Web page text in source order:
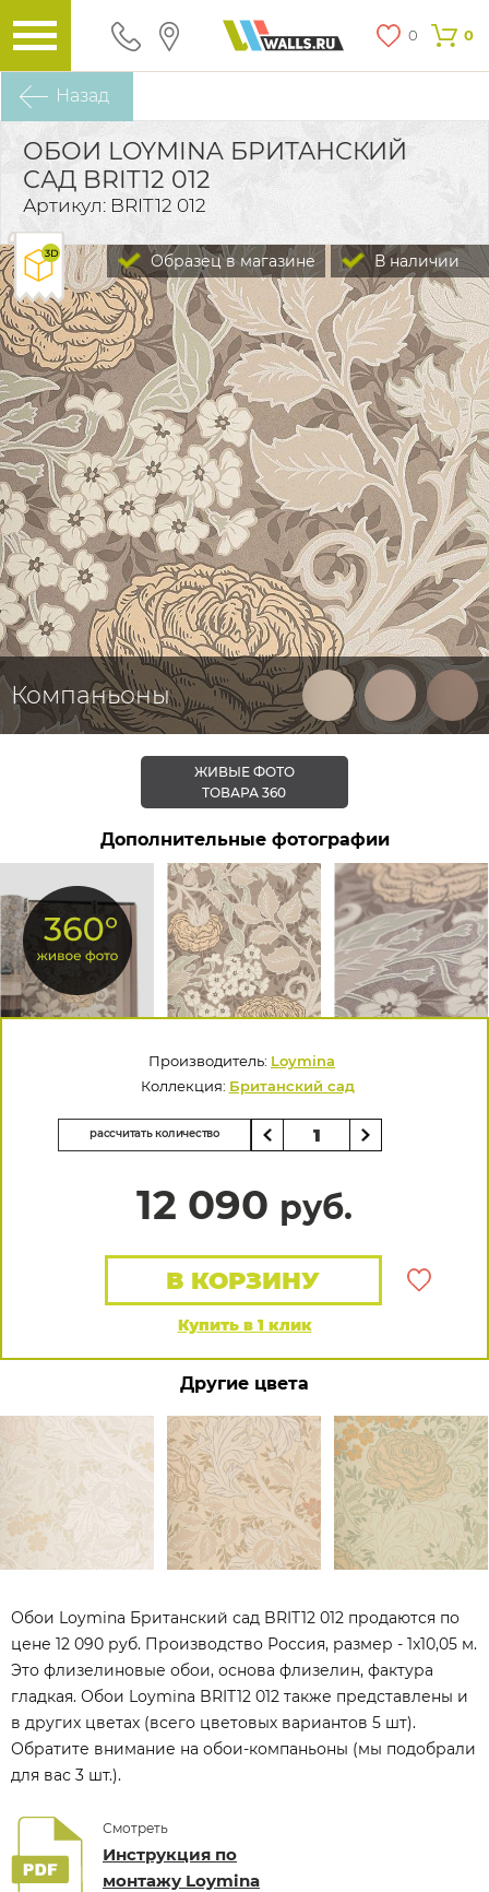
0 0
Назад
ОБОИ LOYMINA БРИТАНСКИЙ
САД BRIT12 012
Артикул: BRIT12 012
В наличии
Образец в магазине
Компаньоны
ЖИВЫЕ ФОТО
ТОВАРА 360
Дополнительные фотографии
Производитель: Loymina
Коллекция: Британский сад
рассчитать количество
12 090 руб.
Купить в 1 клик
В КОРЗИНУ
Другие цвета
Обои Loymina Британский сад BRIT12 012 продаются по
цене 12 090 руб. Производство Россия, размер - 1x10,05 м.
Это флизелиновые обои, основа флизелин, фактура
гладкая. Обои Loymina BRIT12 012 также представлены и
в других цветах (всего цветовых вариантов 5 шт).
Обратите внимание на обои-компаньоны (мы подобрали
для вас 3 шт.).
Смотреть
Инструкция по
монтажу Loymina